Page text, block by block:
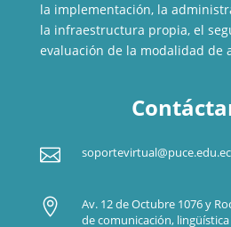
la implementación, la
la infraestructura propia, el
evaluación de la modalidad de
 soportevirtual@puce.edu.ec

Av. 12 de Octubre 1076 y
de comunicación,